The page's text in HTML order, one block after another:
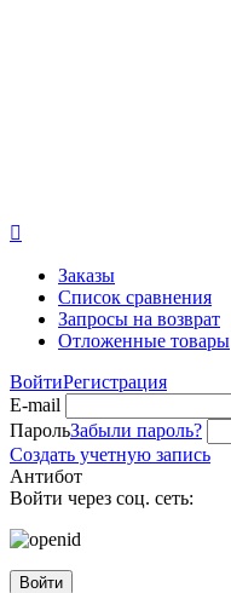

Заказы
Список сравнения
Запросы на возврат
Отложенные товары
ВойтиРегистрация
E-mail
ПарольЗабыли пароль?
Создать учетную запись
Антибот
Войти через соц. сеть:
Войти